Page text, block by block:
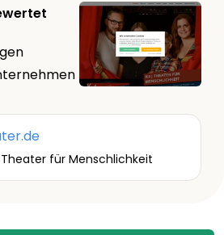
für Menschlichkeit